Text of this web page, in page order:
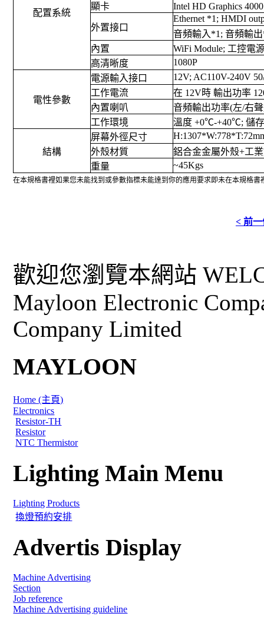
配置系統
顯卡
Intel HD Graphics
外置接口
Ethernet *1; HMDI
音頻輸入*1; 音頻輸
內置
WiFi Module; 工控電
高清晰度
1080P
電性參數
電源輸入接口
12V; AC110V-240V
工作電流
在 12V時 輸出功率
內置喇叭
音頻輸出功率(左/右
工作環境
溫度 +0℃-+40℃; 儲
結構
屏幕外徑尺寸
外殼材質
鋁合金金屬外殼+工
重量
~45Kgs
在本規格書裡如果您未能找到或參數指標未能達到你的應用要求即未在本規格書
< 前一
歡迎您瀏覽本網站
Mayloon Electronic
Company Limited
MAYLOON
Home (主頁)
Electronics
Resistor-TH
Resistor
NTC Thermistor
Lighting Main Menu
Lighting Products
換燈預約安排
Advertis Display
Machine Advertising
Section
Job reference
Machine Advertising guideline